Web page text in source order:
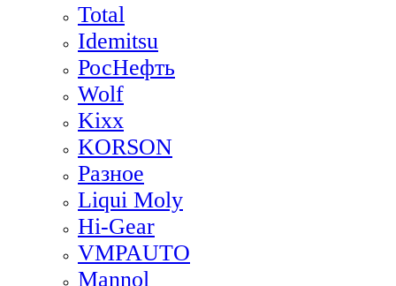
Total
Idemitsu
РосНефть
Wolf
Kixx
KORSON
Разное
Liqui Moly
Hi-Gear
VMPAUTO
Mannol